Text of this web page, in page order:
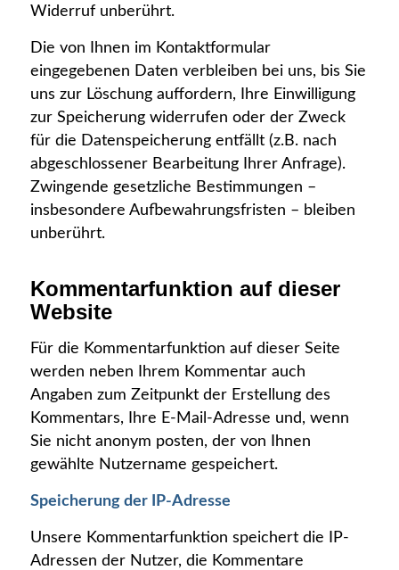
Widerruf unberührt.
Die von Ihnen im Kontaktformular
eingegebenen Daten verbleiben bei uns, bis Sie
uns zur Löschung auffordern, Ihre Einwilligung
zur Speicherung widerrufen oder der Zweck
für die Datenspeicherung entfällt (z.B. nach
abgeschlossener Bearbeitung Ihrer Anfrage).
Zwingende gesetzliche Bestimmungen –
insbesondere Aufbewahrungsfristen – bleiben
unberührt.
Kommentarfunktion auf dieser
Website
Für die Kommentarfunktion auf dieser Seite
werden neben Ihrem Kommentar auch
Angaben zum Zeitpunkt der Erstellung des
Kommentars, Ihre E-Mail-Adresse und, wenn
Sie nicht anonym posten, der von Ihnen
gewählte Nutzername gespeichert.
Speicherung der IP-Adresse
Unsere Kommentarfunktion speichert die IP-
Adressen der Nutzer, die Kommentare